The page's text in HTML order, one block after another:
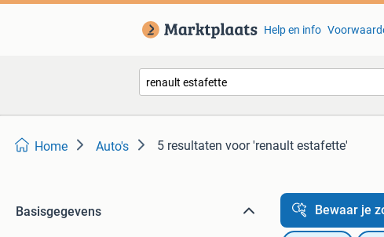
Help en info
Home Auto's 5 resultaten voor 'renault estafette'
Basisgegevens Bewaar je